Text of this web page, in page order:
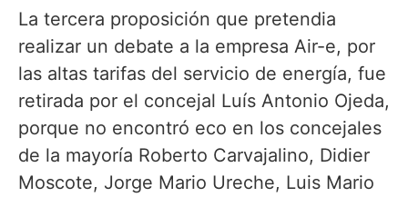
La tercera proposición que pretendia
realizar un debate a la empresa Air-e, por
las altas tarifas del servicio de energía, fue
retirada por el concejal Luís Antonio Ojeda,
porque no encontró eco en los concejales
de la mayoría Roberto Carvajalino, Didier
Moscote, Jorge Mario Ureche, Luis Mario